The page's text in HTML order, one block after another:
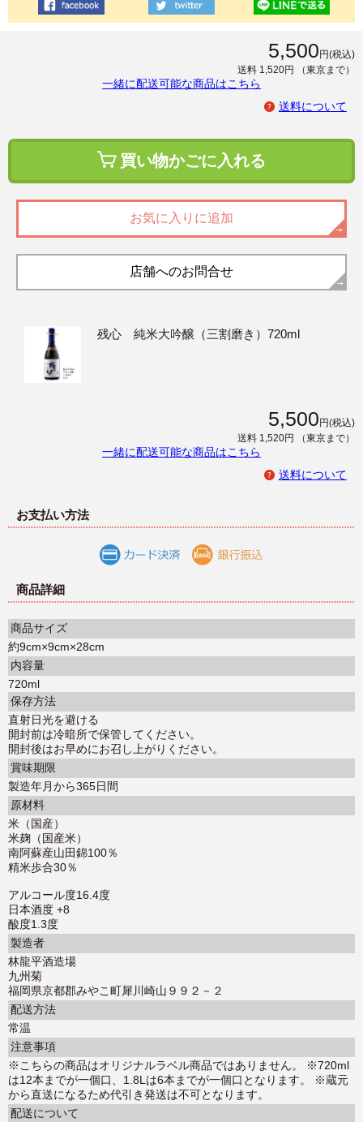
5,500 円(税込)
送料 1,520円
（東京まで）
一緒に配送可能な商品はこちら
送料について
買い物かごに入れる
お気に入りに追加
店舗へのお問合せ
残心 純米大吟醸（三割磨き）720ml
5,500 円(税込)
送料 1,520円
（東京まで）
一緒に配送可能な商品はこちら
送料について
お支払い方法
商品詳細
商品サイズ
約9cm×9cm×28cm
内容量
720ml
保存方法
直射日光を避ける
開封前は冷暗所で保管してください。
開封後はお早めにお召し上がりください。
賞味期限
製造年月から365日間
原材料
米（国産）
米麹（国産米）
南阿蘇産山田錦100％
精米歩合30％
アルコール度16.4度
日本酒度 +8
酸度1.3度
製造者
林龍平酒造場
九州菊
福岡県京都郡みやこ町犀川崎山９９２－２
配送方法
常温
注意事項
※こちらの商品はオリジナルラベル商品ではありません。 ※720ml
は12本までが一個口、1.8Lは6本までが一個口となります。 ※蔵元
から直送になるため代引き発送は不可となります。
配送について